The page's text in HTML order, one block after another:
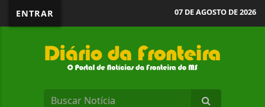
ENTRAR 07 DE AGOSTO DE 2026